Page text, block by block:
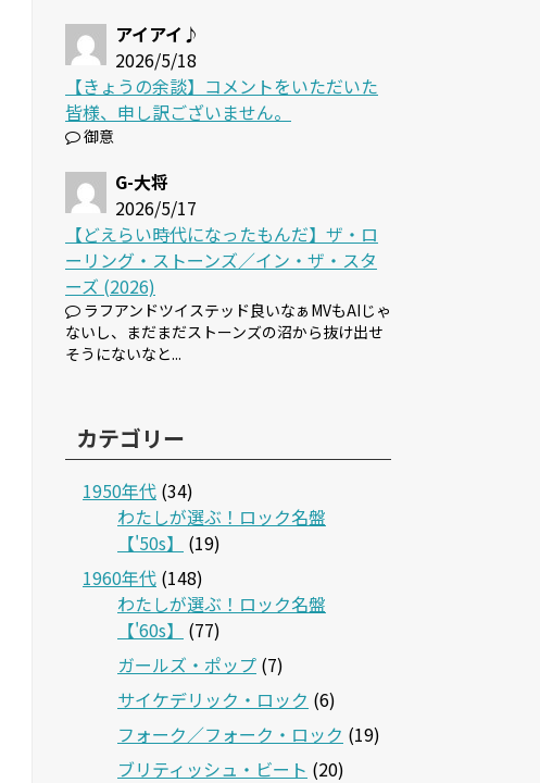
アイアイ♪
2026/5/18
【きょうの余談】コメントをいただいた
皆様、申し訳ございません。
御意
G-大将
2026/5/17
【どえらい時代になったもんだ】ザ・ロ
ーリング・ストーンズ／イン・ザ・スタ
ーズ (2026)
ラフアンドツイステッド良いなぁMVもAIじゃ
ないし、まだまだストーンズの沼から抜け出せ
そうにないなと...
カテゴリー
1950年代 (34)
わたしが選ぶ！ロック名盤
【'50s】
(19)
1960年代 (148)
わたしが選ぶ！ロック名盤
【'60s】
(77)
ガールズ・ポップ (7)
サイケデリック・ロック (6)
フォーク／フォーク・ロック (19)
ブリティッシュ・ビート (20)